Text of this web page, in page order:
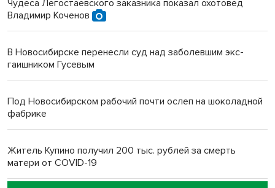
Чудеса Легостаевского заказника показал охотовед
Владимир Коченов
В Новосибирске перенесли суд над заболевшим экс-
гаишником Гусевым
Под Новосибирском рабочий почти ослеп на шоколадной
фабрике
Житель Купино получил 200 тыс. рублей за смерть
матери от COVID-19